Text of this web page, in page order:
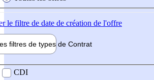
le filtre de date de création de l'offre
filtres de types de Contrat
contrat
CDI